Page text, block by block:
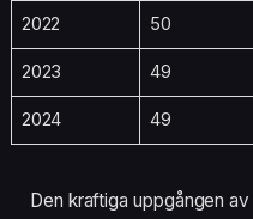
2022 50
2023 49
2024 49
Den kraftiga uppgången